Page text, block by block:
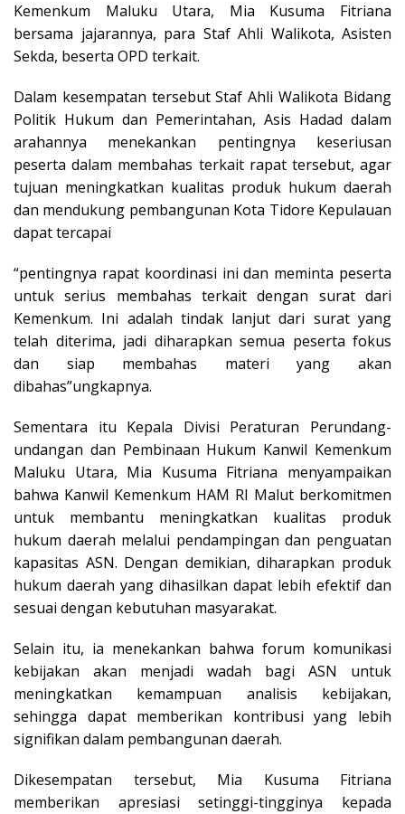
Kemenkum Maluku Utara, Mia Kusuma Fitriana
bersama jajarannya, para Staf Ahli Walikota, Asisten
Sekda, beserta OPD terkait.
Dalam kesempatan tersebut Staf Ahli Walikota Bidang
Politik Hukum dan Pemerintahan, Asis Hadad dalam
arahannya menekankan pentingnya keseriusan
peserta dalam membahas terkait rapat tersebut, agar
tujuan meningkatkan kualitas produk hukum daerah
dan mendukung pembangunan Kota Tidore Kepulauan
dapat tercapai
“pentingnya rapat koordinasi ini dan meminta peserta
untuk serius membahas terkait dengan surat dari
Kemenkum. Ini adalah tindak lanjut dari surat yang
telah diterima, jadi diharapkan semua peserta fokus
dan siap membahas materi yang akan
dibahas”ungkapnya.
Sementara itu Kepala Divisi Peraturan Perundang-
undangan dan Pembinaan Hukum Kanwil Kemenkum
Maluku Utara, Mia Kusuma Fitriana menyampaikan
bahwa Kanwil Kemenkum HAM RI Malut berkomitmen
untuk membantu meningkatkan kualitas produk
hukum daerah melalui pendampingan dan penguatan
kapasitas ASN. Dengan demikian, diharapkan produk
hukum daerah yang dihasilkan dapat lebih efektif dan
sesuai dengan kebutuhan masyarakat.
Selain itu, ia menekankan bahwa forum komunikasi
kebijakan akan menjadi wadah bagi ASN untuk
meningkatkan kemampuan analisis kebijakan,
sehingga dapat memberikan kontribusi yang lebih
signifikan dalam pembangunan daerah.
Dikesempatan tersebut, Mia Kusuma Fitriana
memberikan apresiasi setinggi-tingginya kepada